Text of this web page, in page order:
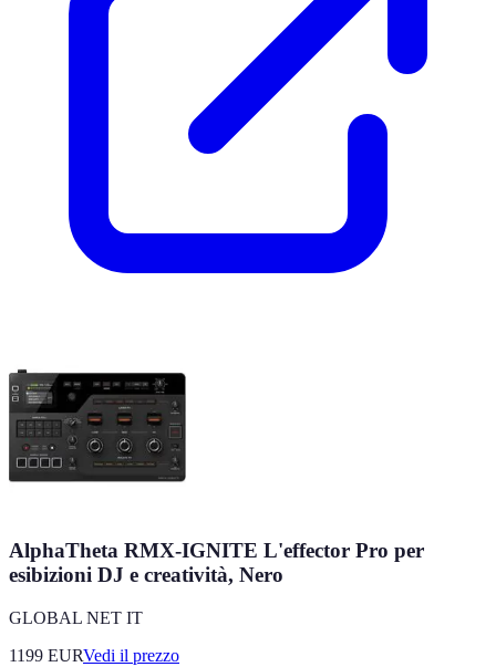
AlphaTheta RMX-IGNITE L'effector Pro per
esibizioni DJ e creatività, Nero
GLOBAL NET IT
1199 EURVedi il prezzo